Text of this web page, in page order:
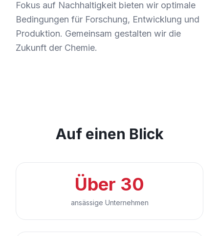
Fokus auf Nachhaltigkeit bieten wir optimale
Bedingungen für Forschung, Entwicklung und
Produktion. Gemeinsam gestalten wir die
Zukunft der Chemie.
Auf einen Blick
Über 30
ansässige Unternehmen